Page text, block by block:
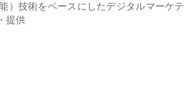
）技術をベースにしたデジタルマーケテ
提供